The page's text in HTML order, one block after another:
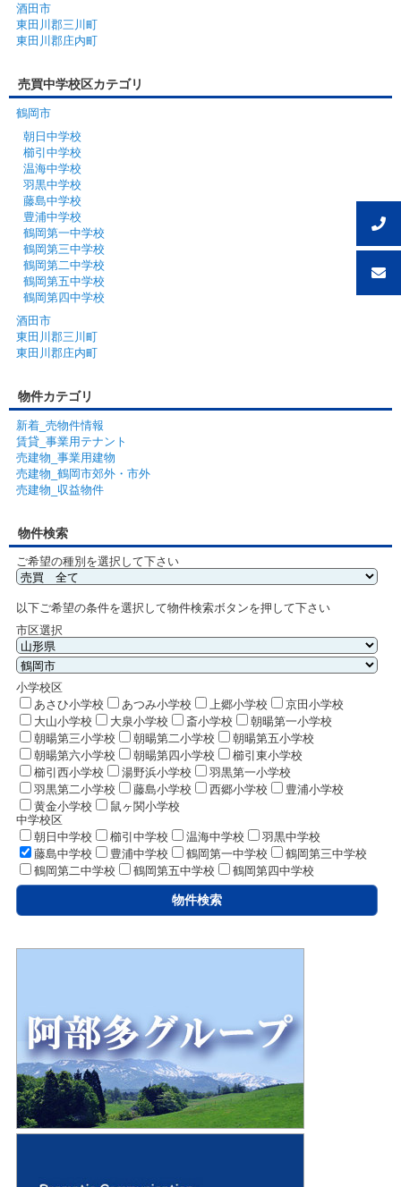
酒田市
東田川郡三川町
東田川郡庄内町
売買中学校区カテゴリ
鶴岡市
朝日中学校
櫛引中学校
温海中学校
羽黒中学校
藤島中学校
豊浦中学校
鶴岡第一中学校
鶴岡第三中学校
鶴岡第二中学校
鶴岡第五中学校
鶴岡第四中学校
酒田市
東田川郡三川町
東田川郡庄内町
物件カテゴリ
新着_売物件情報
賃貸_事業用テナント
売建物_事業用建物
売建物_鶴岡市郊外・市外
売建物_収益物件
物件検索
ご希望の種別を選択して下さい
以下ご希望の条件を選択して物件検索ボタンを押して下さい
市区選択
小学校区
あさひ小学校
あつみ小学校 上郷小学校
京田小学校
大山小学校
大泉小学校 斎小学校
朝暘第一小学校
朝暘第三小学校
朝暘第二小学校
朝暘第五小学校
朝暘第六小学校
朝暘第四小学校
櫛引東小学校
櫛引西小学校
湯野浜小学校
羽黒第一小学校
羽黒第二小学校
藤島小学校 西郷小学校
豊浦小学校
黄金小学校
鼠ヶ関小学校
中学校区
朝日中学校
櫛引中学校 温海中学校
羽黒中学校
藤島中学校
豊浦中学校 鶴岡第一中学校
鶴岡第三中学校
鶴岡第二中学校
鶴岡第五中学校 鶴岡第四中学校